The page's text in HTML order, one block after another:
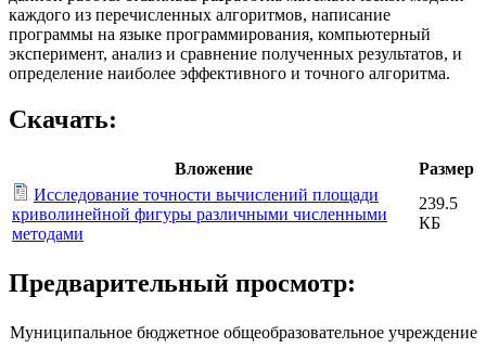
каждого из перечисленных алгоритмов, написание
программы на языке программирования, компьютерный
эксперимент, анализ и сравнение полученных результатов, и
определение наиболее эффективного и точного алгоритма.
Скачать:
Вложение
Размер
Исследование точности вычислений площади
криволинейной фигуры различными численными
методами
239.5
КБ
Предварительный просмотр:
Муниципальное бюджетное общеобразовательное учреждение